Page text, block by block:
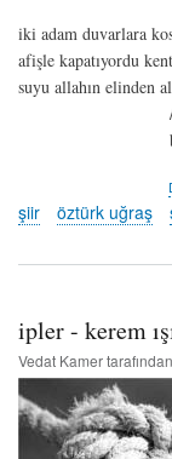
iki adam duvarlara
afişle kapatıyordu
suyu allahın elinden
/su
ben afişe
-
şiir öztürk uğraş
ipler - kerem
Vedat Kamertarafından